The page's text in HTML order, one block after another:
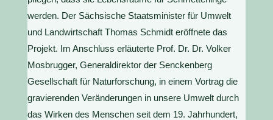
werden. Der Sächsische Staatsminister für Umwelt
und Landwirtschaft Thomas Schmidt eröffnete das
Projekt. Im Anschluss erläuterte Prof. Dr. Dr. Volker
Mosbrugger, Generaldirektor der Senckenberg
Gesellschaft für Naturforschung, in einem Vortrag die
gravierenden Veränderungen in unsere Umwelt durch
das Wirken des Menschen seit dem 19. Jahrhundert,